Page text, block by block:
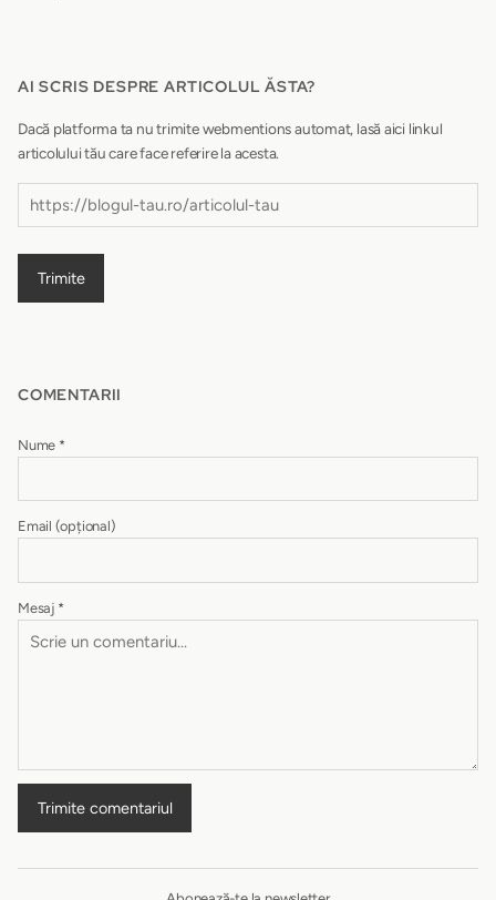
AI SCRIS DESPRE ARTICOLUL ĂSTA?
Dacă platforma ta nu trimite webmentions automat, lasă aici linkul
articolului tău care face referire la acesta.
Trimite
COMENTARII
Nume *
Email (opțional)
Mesaj *
Trimite comentariul